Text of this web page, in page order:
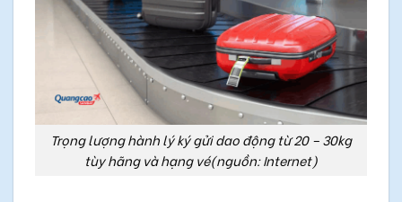
Trọng lượng hành lý ký gửi dao động từ 20 – 30kg
tùy hãng và hạng vé(nguồn: Internet)